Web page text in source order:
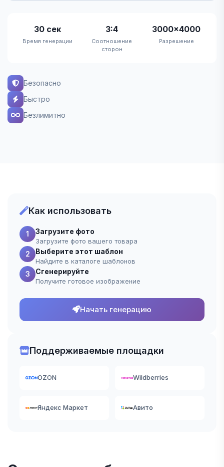
30 сек
Время генерации
3:4
Соотношение
сторон
3000×4000
Разрешение
Безопасно
Быстро
Безлимитно
Как использовать
1 Загрузите фото
Загрузите фото вашего товара
2 Выберите этот шаблон
Найдите в каталоге шаблонов
3 Сгенерируйте
Получите готовое изображение
Начать генерацию
Поддерживаемые площадки
OZON Wildberries
Яндекс Маркет Авито